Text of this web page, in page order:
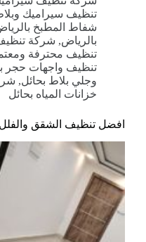
تنظيف سيراميك
شفاط المطبخ
بالرياض, شركة
تنظيف محترفة
تنظيف واجهات حجر
وجلي بلاط بحائل,
خزانات المياه بحائل
افضل تنظيف الشقق